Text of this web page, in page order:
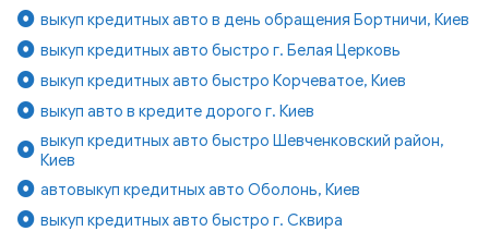
выкуп кредитных авто в день обращения Бортничи, Киев
выкуп кредитных авто быстро г. Белая Церковь
выкуп кредитных авто быстро Корчеватое, Киев
выкуп авто в кредите дорого г. Киев
выкуп кредитных авто быстро Шевченковский район,
Киев
автовыкуп кредитных авто Оболонь, Киев
выкуп кредитных авто быстро г. Сквира